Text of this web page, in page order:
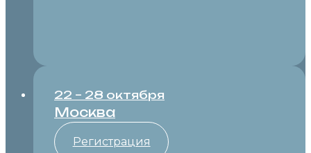
22 – 28 октября
Москва
Регистрация